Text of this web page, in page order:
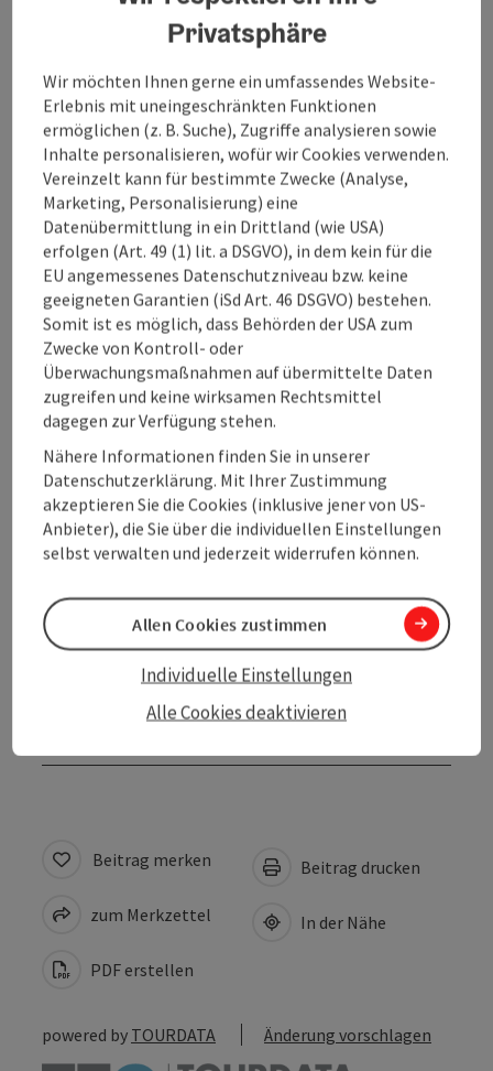
Gerne nehmen wir Sie in unseren Verteiler für den
täglichen Loipenbericht auf - eine kurze E-Mail
genügt:
boehmerwald@muehlviertel.at
Tour und Routeninformationen
Öffnungszeiten
Anreise/Lage
Preise
Eignung
Barrierefreiheit
Kontakt
Zustimmungserklärung
Beitrag merken
zum Merkzettel
PDF erstellen
Beitrag drucken
In der Nähe
powered by TOURDATA Änderung vorschlagen
Privatsphäre
Wir möchten Ihnen gerne ein umfassendes Website-
Erlebnis mit uneingeschränkten Funktionen
ermöglichen (z. B. Suche), Zugriffe analysieren sowie
Inhalte personalisieren, wofür wir Cookies verwenden.
Vereinzelt kann für bestimmte Zwecke (Analyse,
Marketing, Personalisierung) eine
Datenübermittlung in ein Drittland (wie USA)
erfolgen (Art. 49 (1) lit. a DSGVO), in dem kein für die
EU angemessenes Datenschutzniveau bzw. keine
geeigneten Garantien (iSd Art. 46 DSGVO) bestehen.
Somit ist es möglich, dass Behörden der USA zum
Zwecke von Kontroll- oder
Überwachungsmaßnahmen auf übermittelte Daten
zugreifen und keine wirksamen Rechtsmittel
dagegen zur Verfügung stehen.
Nähere Informationen finden Sie in unserer
Datenschutzerklärung. Mit Ihrer Zustimmung
akzeptieren Sie die Cookies (inklusive jener von US-
Anbieter), die Sie über die individuellen Einstellungen
selbst verwalten und jederzeit widerrufen können.
Alle Cookies deaktivieren
Individuelle Einstellungen
Allen Cookies zustimmen